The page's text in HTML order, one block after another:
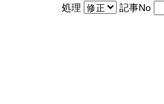
処理
記事No